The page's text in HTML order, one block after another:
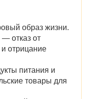
образ жизни.
отказ от
отрицание
питания и
товары для